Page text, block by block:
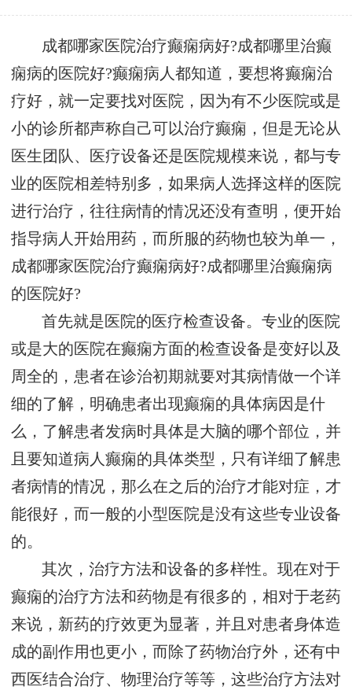
成都哪家医院治疗癫痫病好?成都哪里治癫
痫病的医院好?癫痫病人都知道，要想将癫痫治
疗好，就一定要找对医院，因为有不少医院或是
小的诊所都声称自己可以治疗癫痫，但是无论从
医生团队、医疗设备还是医院规模来说，都与专
业的医院相差特别多，如果病人选择这样的医院
进行治疗，往往病情的情况还没有查明，便开始
指导病人开始用药，而所服的药物也较为单一，
成都哪家医院治疗癫痫病好?成都哪里治癫痫病
的医院好?
首先就是医院的医疗检查设备。专业的医院
或是大的医院在癫痫方面的检查设备是变好以及
周全的，患者在诊治初期就要对其病情做一个详
细的了解，明确患者出现癫痫的具体病因是什
么，了解患者发病时具体是大脑的哪个部位，并
且要知道病人癫痫的具体类型，只有详细了解患
者病情的情况，那么在之后的治疗才能对症，才
能很好，而一般的小型医院是没有这些专业设备
的。
其次，治疗方法和设备的多样性。现在对于
癫痫的治疗方法和药物是有很多的，相对于老药
来说，新药的疗效更为显著，并且对患者身体造
成的副作用也更小，而除了药物治疗外，还有中
西医结合治疗、物理治疗等等，这些治疗方法对